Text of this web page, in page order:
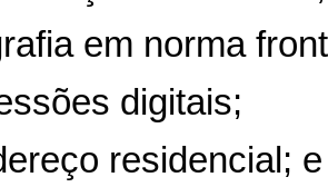
em norma
digitais;
residencial; e